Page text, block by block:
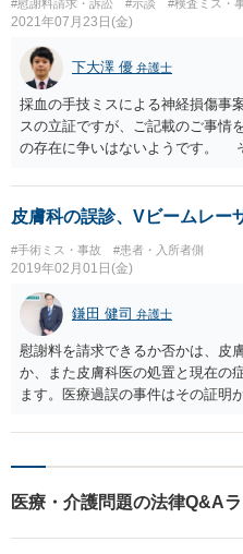
#慰謝料請求・訴訟 #示談 #検査ミス・
2021年07月23日(金)
下大澤 優 弁護士
採血の手技ミスによる神経損傷事
スの立証ですが、ご記載のご事情
の存在に争いはないようです。
ては、裁判基準よりも低額です
金額を算定したのだと思われます
裁判基準によると通院慰謝料は１
（ただし、通院頻度が少ない場合
す）。 また、裁判基準によると
万円となります。 上記２点を比
が裁判基準よりも大幅に低いこ
存在を前提とした場合、将来にわ
（逸失利益といいます）を請求
収入状況にもよりますが、逸失利
ます。 弁護士が介入することに
とはできませんが、本件は、弁護
皮膚科の誤診、Vビームレー
#手術ミス・事故 #患者・入所者側
2019年02月01日(金)
鎌田 健司 弁護士
慰謝料を請求できるか否かは、皮
か、また皮膚科医の処置と現在の
ます。医療過誤の事件はその証明
の程度にもよります。難しい問題
医療・介護問題の法律Q&A